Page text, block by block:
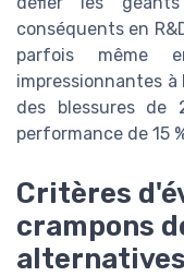
conséquents en
parfois même
impressionnantes
des blessures de
performance de 15
Critères
crampons
alternatives